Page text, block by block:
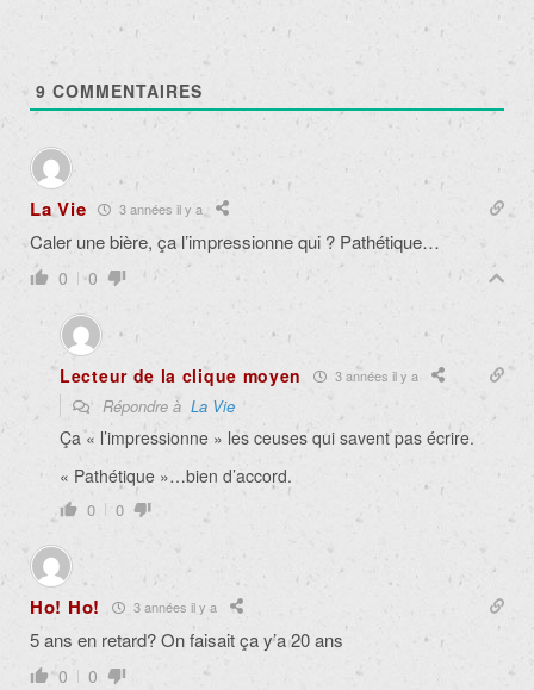
9 COMMENTAIRES
La Vie 3 années il y a
Caler une bière, ça l’impressionne qui ? Pathétique…
0 0
Lecteur de la clique moyen 3 années il y a
Répondre à La Vie
Ça « l’impressionne » les ceuses qui savent pas écrire.
« Pathétique »…bien d’accord.
0 0
Ho! Ho! 3 années il y a
5 ans en retard? On faisait ça y’a 20 ans
0 0